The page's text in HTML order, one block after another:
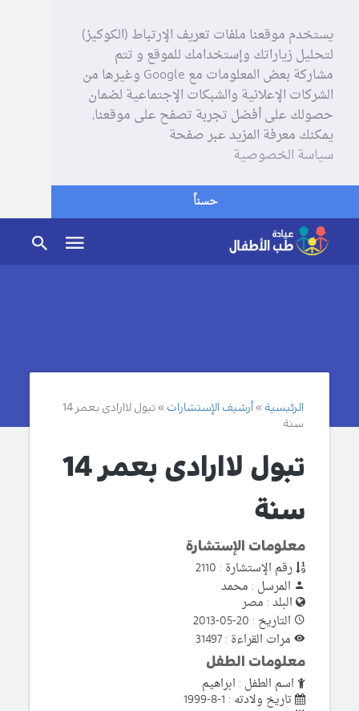
يستخدم موقعنا ملفات تعريف الإرتباط (الكوكيز)
لتحليل زياراتك وإستخدامك للموقع و تتم
مشاركة بعض المعلومات مع Google وغيرها من
الشركات الإعلانية والشبكات الإجتماعية لضمان
حصولك على أفضل تجربة تصفح على موقعنا,
يمكنك معرفة المزيد عبر صفحة
سياسة الخصوصية
حسناً
الرئيسية أرشيف الإستشارات
تبول لاارادى بعمر 14
سنة
تبول لاارادى بعمر 14
سنة
معلومات الإستشارة
رقم الإستشارة : 2110
المرسل : محمد
البلد : مصر
التاريخ : 20-05-2013
مرات القراءة : 31497
معلومات الطفل
اسم الطفل : ابراهيم
تاريخ ولادته : 1-8-1999